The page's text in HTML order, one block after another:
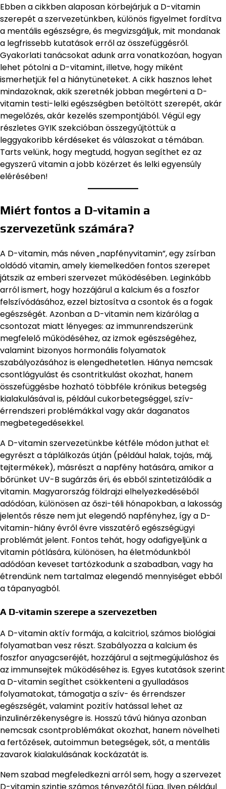
Ebben a cikkben alaposan körbejárjuk a D-vitamin
szerepét a szervezetünkben, különös figyelmet fordítva
a mentális egészségre, és megvizsgáljuk, mit mondanak
a legfrissebb kutatások erről az összefüggésről.
Gyakorlati tanácsokat adunk arra vonatkozóan, hogyan
lehet pótolni a D-vitamint, illetve, hogy miként
ismerhetjük fel a hiánytüneteket. A cikk hasznos lehet
mindazoknak, akik szeretnék jobban megérteni a D-
vitamin testi-lelki egészségben betöltött szerepét, akár
megelőzés, akár kezelés szempontjából. Végül egy
részletes GYIK szekcióban összegyűjtöttük a
leggyakoribb kérdéseket és válaszokat a témában.
Tarts velünk, hogy megtudd, hogyan segíthet ez az
egyszerű vitamin a jobb közérzet és lelki egyensúly
elérésében!
Miért fontos a D-vitamin a
szervezetünk számára?
A D-vitamin, más néven „napfényvitamin”, egy zsírban
oldódó vitamin, amely kiemelkedően fontos szerepet
játszik az emberi szervezet működésében. Leginkább
arról ismert, hogy hozzájárul a kalcium és a foszfor
felszívódásához, ezzel biztosítva a csontok és a fogak
egészségét. Azonban a D-vitamin nem kizárólag a
csontozat miatt lényeges: az immunrendszerünk
megfelelő működéséhez, az izmok egészségéhez,
valamint bizonyos hormonális folyamatok
szabályozásához is elengedhetetlen. Hiánya nemcsak
csontlágyulást és csontritkulást okozhat, hanem
összefüggésbe hozható többféle krónikus betegség
kialakulásával is, például cukorbetegséggel, szív-
érrendszeri problémákkal vagy akár daganatos
megbetegedésekkel.
A D-vitamin szervezetünkbe kétféle módon juthat el:
egyrészt a táplálkozás útján (például halak, tojás, máj,
tejtermékek), másrészt a napfény hatására, amikor a
bőrünket UV-B sugárzás éri, és ebből szintetizálódik a
vitamin. Magyarország földrajzi elhelyezkedéséből
adódóan, különösen az őszi-téli hónapokban, a lakosság
jelentős része nem jut elegendő napfényhez, így a D-
vitamin-hiány évről évre visszatérő egészségügyi
problémát jelent. Fontos tehát, hogy odafigyeljünk a
vitamin pótlására, különösen, ha életmódunkból
adódóan keveset tartózkodunk a szabadban, vagy ha
étrendünk nem tartalmaz elegendő mennyiséget ebből
a tápanyagból.
A D-vitamin szerepe a szervezetben
A D-vitamin aktív formája, a kalcitriol, számos biológiai
folyamatban vesz részt. Szabályozza a kalcium és
foszfor anyagcseréjét, hozzájárul a sejtmegújuláshoz és
az immunsejtek működéséhez is. Egyes kutatások szerint
a D-vitamin segíthet csökkenteni a gyulladásos
folyamatokat, támogatja a szív- és érrendszer
egészségét, valamint pozitív hatással lehet az
inzulinérzékenységre is. Hosszú távú hiánya azonban
nemcsak csontproblémákat okozhat, hanem növelheti
a fertőzések, autoimmun betegségek, sőt, a mentális
zavarok kialakulásának kockázatát is.
Nem szabad megfeledkezni arról sem, hogy a szervezet